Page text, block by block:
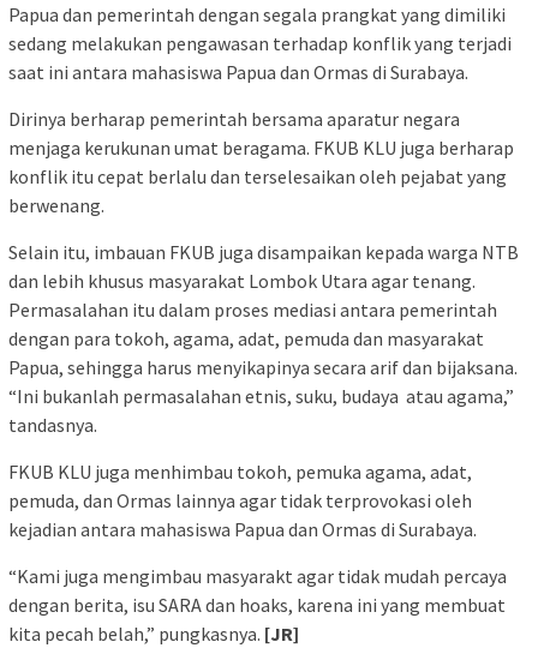
Papua dan pemerintah dengan segala prangkat yang dimiliki
sedang melakukan pengawasan terhadap konflik yang terjadi
saat ini antara mahasiswa Papua dan Ormas di Surabaya.
Dirinya berharap pemerintah bersama aparatur negara
menjaga kerukunan umat beragama. FKUB KLU juga berharap
konflik itu cepat berlalu dan terselesaikan oleh pejabat yang
berwenang.
Selain itu, imbauan FKUB juga disampaikan kepada warga NTB
dan lebih khusus masyarakat Lombok Utara agar tenang.
Permasalahan itu dalam proses mediasi antara pemerintah
dengan para tokoh, agama, adat, pemuda dan masyarakat
Papua, sehingga harus menyikapinya secara arif dan bijaksana.
“Ini bukanlah permasalahan etnis, suku, budaya atau agama,”
tandasnya.
FKUB KLU juga menhimbau tokoh, pemuka agama, adat,
pemuda, dan Ormas lainnya agar tidak terprovokasi oleh
kejadian antara mahasiswa Papua dan Ormas di Surabaya.
“Kami juga mengimbau masyarakt agar tidak mudah percaya
dengan berita, isu SARA dan hoaks, karena ini yang membuat
kita pecah belah,” pungkasnya. [JR]